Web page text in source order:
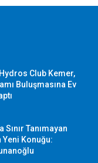
Club Kemer,
Buluşmasına Ev
Sınır Tanımayan
Yeni Konuğu: